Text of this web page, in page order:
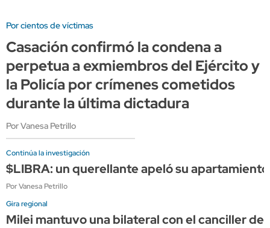
Por cientos de víctimas
Casación confirmó la condena a
perpetua a exmiembros del Ejército y
la Policía por crímenes cometidos
durante la última dictadura
Por Vanesa Petrillo
Continúa la investigación
$LIBRA: un querellante apeló su
Por Vanesa Petrillo
Gira regional
Milei mantuvo una bilateral con el canciller de